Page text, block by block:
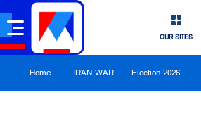
OUR SITES
Home IRAN WAR Election 2026